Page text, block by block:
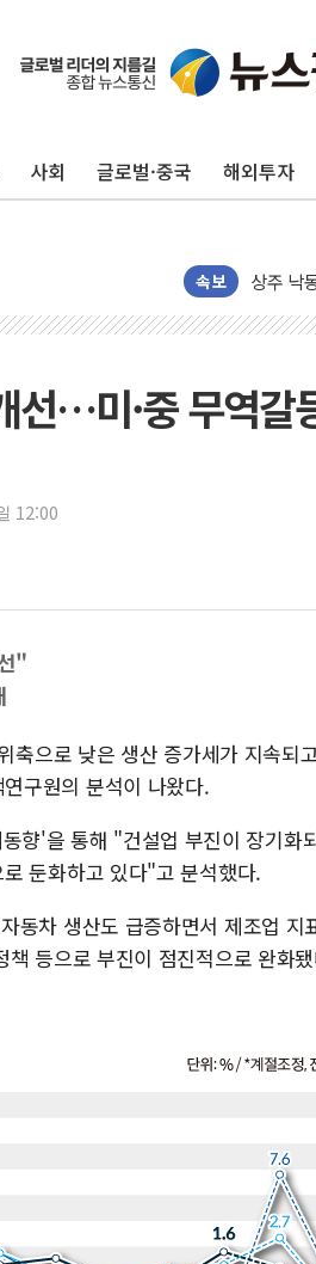
사회 글로벌·중국 해외투자
속보
평택 진
포항 블
[종합]
민주당
김민석,
[속보]
정재
최태원,
홈플러
윤준
'호우·
여야,
…미·중 무역갈
12:00
"
으로 낮은 생산 증가세가 지속되
구원의 분석이 나왔다.
향'을 통해 "건설업 부진이 장기화
둔화하고 있다"고 분석했다.
동차 생산도 급증하면서 제조업 지
등으로 부진이 점진적으로 완화